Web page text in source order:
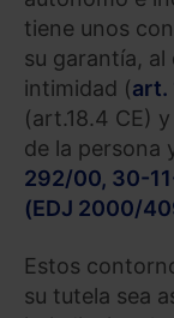
tiene unos
su garantía,
intimidad (art.
(art.18.4 CE)
de la persona
292/00, 30-
(EDJ 2000/
Estos
su tutela sea